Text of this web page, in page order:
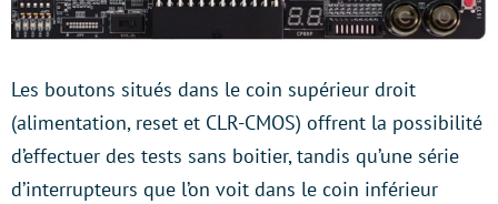
Les boutons situés dans le coin supérieur droit
(alimentation, reset et CLR-CMOS) offrent la possibilité
d’effectuer des tests sans boitier, tandis qu’une série
d’interrupteurs que l’on voit dans le coin inférieur